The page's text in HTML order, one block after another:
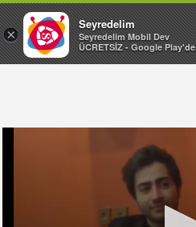
×
Seyredelim
Seyredelim Mobil Dev
ÜCRETSİZ - Google Play'de